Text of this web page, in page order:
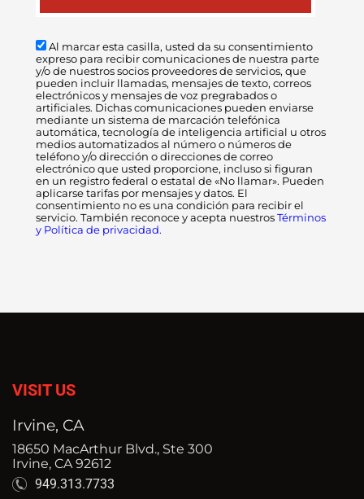
Al marcar esta casilla, usted da su consentimiento
expreso para recibir comunicaciones de nuestra parte
y/o de nuestros socios proveedores de servicios, que
pueden incluir llamadas, mensajes de texto, correos
electrónicos y mensajes de voz pregrabados o
artificiales. Dichas comunicaciones pueden enviarse
mediante un sistema de marcación telefónica
automática, tecnología de inteligencia artificial u otros
medios automatizados al número o números de
teléfono y/o dirección o direcciones de correo
electrónico que usted proporcione, incluso si figuran
en un registro federal o estatal de «No llamar». Pueden
aplicarse tarifas por mensajes y datos. El
consentimiento no es una condición para recibir el
servicio. También reconoce y acepta nuestros Términos
y Política de privacidad.
VISIT US
Irvine, CA
18650 MacArthur Blvd., Ste 300
Irvine, CA 92612
949.313.7733